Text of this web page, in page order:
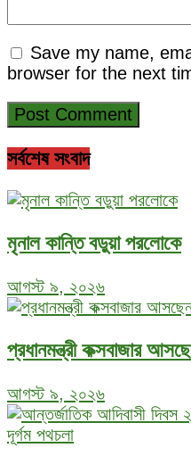
Save my name,
browser for the next
সর্বশেষ সংবাদ
মৃনাল কান্তি বড়ুয়া পরলোকে
আগস্ট ৯, ২০২৬
প্রধানমন্ত্রী কক্সবাজার
আগস্ট ৯, ২০২৬